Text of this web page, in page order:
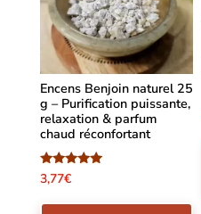
Encens Benjoin naturel 25
g – Purification puissante,
relaxation & parfum
chaud réconfortant
Note
4.75
3,77€